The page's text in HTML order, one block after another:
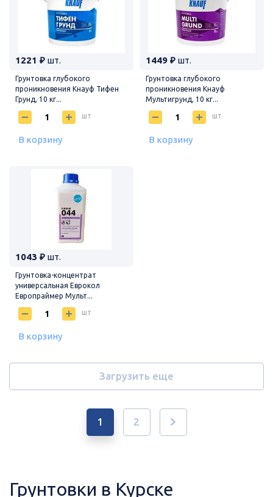
1221 ₽ шт.
Грунтовка глубокого
проникновения Кнауф Тифен
Грунд, 10 кг...
шт
В корзину
1449 ₽ шт.
Грунтовка глубокого
проникновения Кнауф
Мультигрунд, 10 кг...
шт
В корзину
1043 ₽ шт.
Грунтовка-концентрат
универсальная Еврокол
Европраймер Мульт...
шт
В корзину
Загрузить еще
1 2
Грунтовки в Курске